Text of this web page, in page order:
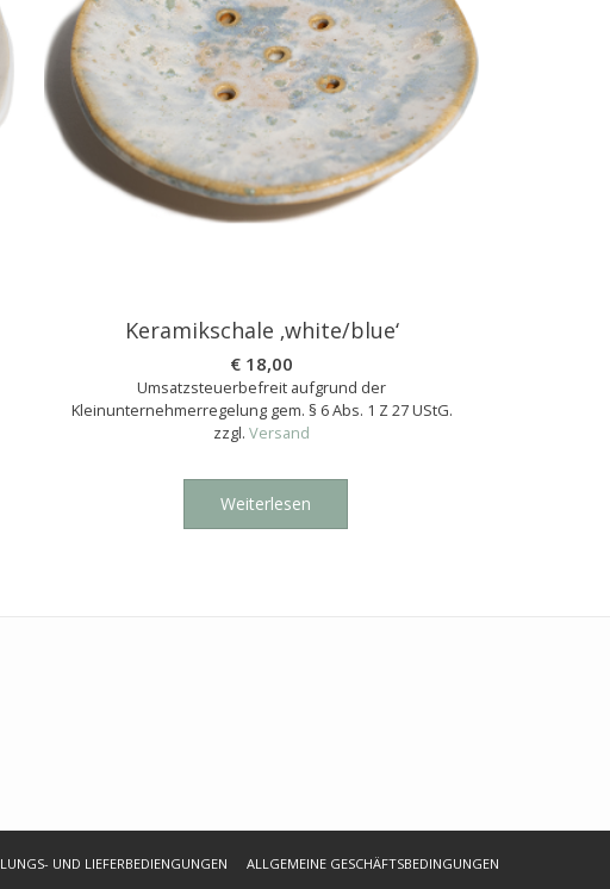
Keramikschale ‚white/blue‘
€ 18,00
Umsatzsteuerbefreit aufgrund der
Kleinunternehmerregelung gem. § 6 Abs. 1 Z 27 UStG.
zzgl.Versand
Weiterlesen
UND LIEFERBEDIENGUNGEN ALLGEMEINE GESCHÄFTSBEDINGUNGEN